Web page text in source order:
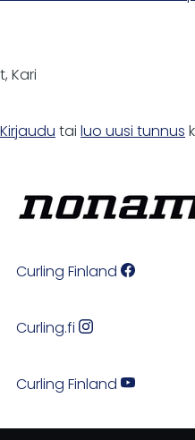
t, Kari
Kirjaudu tai luo uusi tunnus
Curling Finland
Curling.fi
Curling Finland